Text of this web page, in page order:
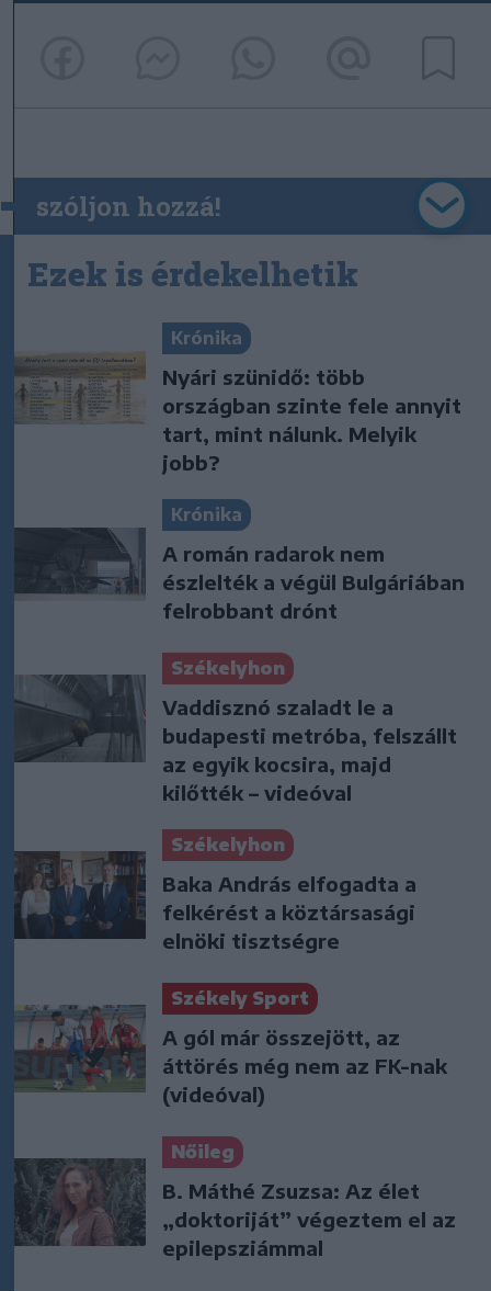
szóljon hozzá!
Ezek is érdekelhetik
Krónika
Nyári szünidő: több
országban szinte fele annyit
tart, mint nálunk. Melyik
jobb?
Krónika
A román radarok nem
észlelték a végül Bulgáriában
felrobbant drónt
Székelyhon
Vaddisznó szaladt le a
budapesti metróba, felszállt
az egyik kocsira, majd
kilőtték – videóval
Székelyhon
Baka András elfogadta a
felkérést a köztársasági
elnöki tisztségre
Székely Sport
A gól már összejött, az
áttörés még nem az FK-nak
(videóval)
Nőileg
B. Máthé Zsuzsa: Az élet
„doktoriját” végeztem el az
epilepsziámmal